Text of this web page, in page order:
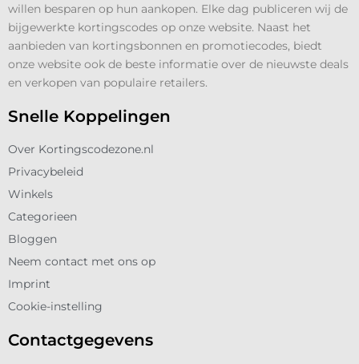
willen besparen op hun aankopen. Elke dag publiceren wij de
bijgewerkte kortingscodes op onze website. Naast het
aanbieden van kortingsbonnen en promotiecodes, biedt
onze website ook de beste informatie over de nieuwste deals
en verkopen van populaire retailers.
Snelle Koppelingen
Over Kortingscodezone.nl
Privacybeleid
Winkels
Categorieen
Bloggen
Neem contact met ons op
Imprint
Cookie-instelling
Contactgegevens